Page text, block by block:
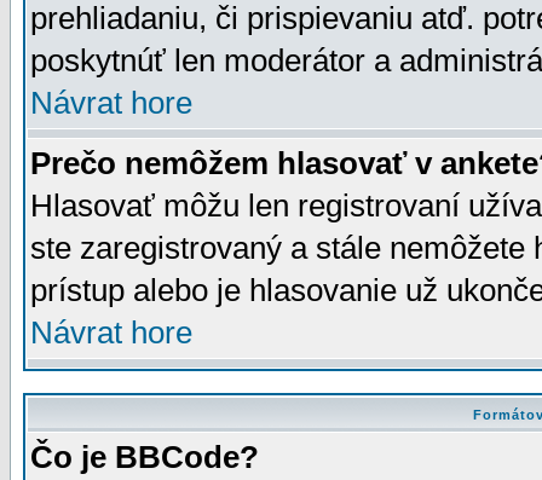
prehliadaniu, či prispievaniu atď.
poskytnúť len moderátor a
Návrat hore
Prečo nemôžem hlasovať v
Hlasovať môžu len registrovaní
ste zaregistrovaný a stále
prístup alebo je hlasovanie už
Návrat hore
Čo je BBCode?